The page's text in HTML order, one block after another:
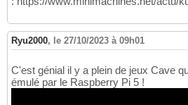
Ryu2000, le 27/10/2023 à 09h01
C'est génial il y a plein de jeux Cave
émulé par le Raspberry Pi 5 !